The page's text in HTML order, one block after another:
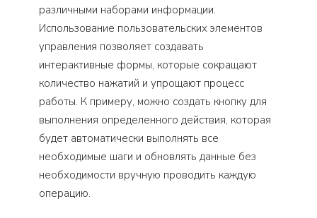
различными наборами информации.
Использование пользовательских элементов
управления позволяет создавать
интерактивные формы, которые сокращают
количество нажатий и упрощают процесс
работы. К примеру, можно создать кнопку для
выполнения определенного действия, которая
будет автоматически выполнять все
необходимые шаги и обновлять данные без
необходимости вручную проводить каждую
операцию.